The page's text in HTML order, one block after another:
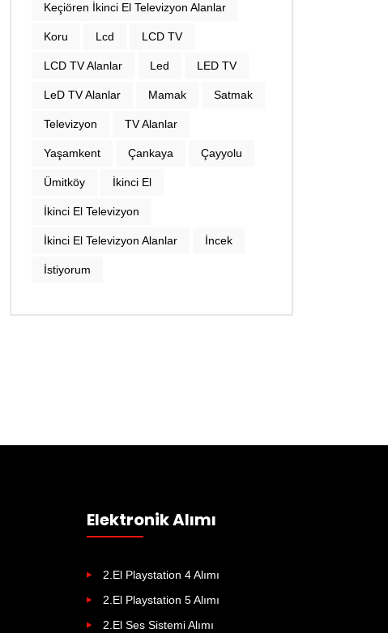
Keçiören İkinci El Televizyon Alanlar
Koru Lcd LCD TV
LCD TV Alanlar Led LED TV
LeD TV Alanlar Mamak Satmak
Televizyon TV Alanlar
Yaşamkent Çankaya Çayyolu
Ümitköy İkinci El
İkinci El Televizyon
İkinci El Televizyon Alanlar İncek
İstiyorum
Elektronik Alımı
2.El Playstation 4 Alımı
2.El Playstation 5 Alımı
2.El Ses Sistemi Alımı